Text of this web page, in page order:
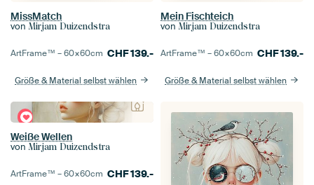
MissMatch
von Mirjam Duizendstra
ArtFrame™ –60×60cm CHF139.-
Größe & Material selbst wählen
Mein Fischteich
von Mirjam Duizendstra
ArtFrame™ –60×60cm CHF139.-
Größe & Material selbst wählen
Weiße Wellen
von Mirjam Duizendstra
ArtFrame™ –60×60cm CHF139.-